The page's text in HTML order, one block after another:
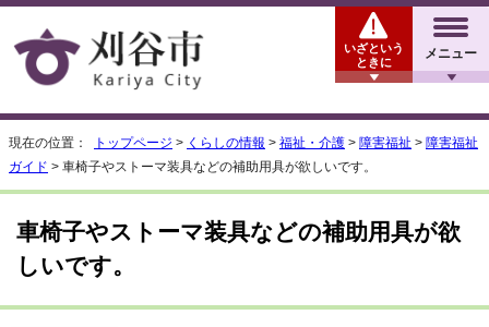
メニュー
いざという
ときに
現在の位置： トップページ > くらしの情報 > 福祉・介護 > 障害福祉 > 障害福祉
ガイド > 車椅子やストーマ装具などの補助用具が欲しいです。
車椅子やストーマ装具などの補助用具が欲
しいです。